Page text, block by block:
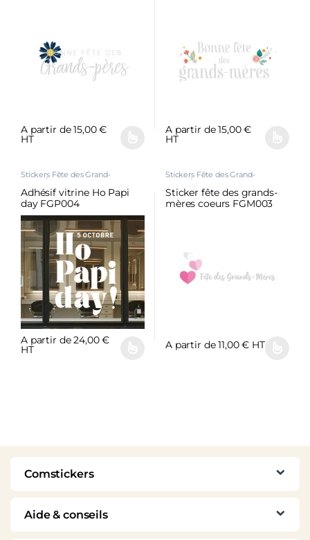
A partir de15,00€
HT
A partir de15,00€
HT
Stickers Fête des Grand-
mères/Grand-pères
Adhésif vitrine Ho Papi
day FGP004
A partir de24,00€
HT
Stickers Fête des Grand-
mères/Grand-pères
Sticker fête des grands-
mères coeurs FGM003
A partir de11,00€ HT
Comstickers
Aide & conseils